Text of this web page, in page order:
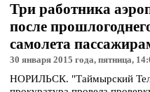
Три работника
после
самолета
30 января 2015 года, пятница,
НОРИЛЬСК. "Таймырский